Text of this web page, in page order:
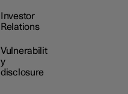
Investor
Relations
Vulnerabilit
y
disclosure